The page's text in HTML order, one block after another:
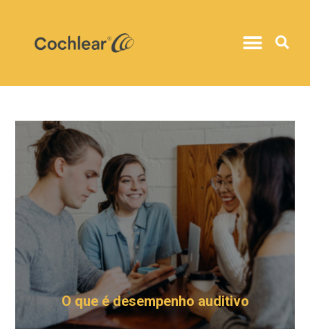
O que é desempenho auditivo